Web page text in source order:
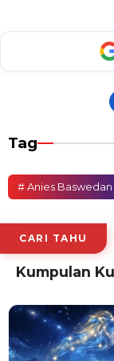
Tag
# Anies Baswedan
CARI TAHU
Kumpulan